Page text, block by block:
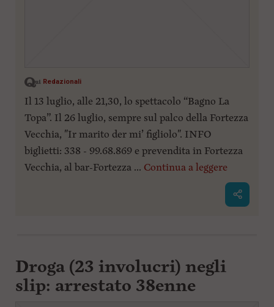
Redazionali
Il 13 luglio, alle 21,30, lo spettacolo “Bagno La
Topa”. Il 26 luglio, sempre sul palco della Fortezza
Vecchia, "Ir marito der mi’ figliolo". INFO
biglietti: 338 - 99.68.869 e prevendita in Fortezza
Vecchia, al bar-Fortezza ... Continua a leggere
Droga (23 involucri) negli
slip: arrestato 38enne